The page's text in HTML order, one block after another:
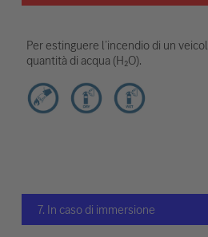
Per estinguere l’incendio di un
quantità di acqua (H₂O).
7. In caso di immersione